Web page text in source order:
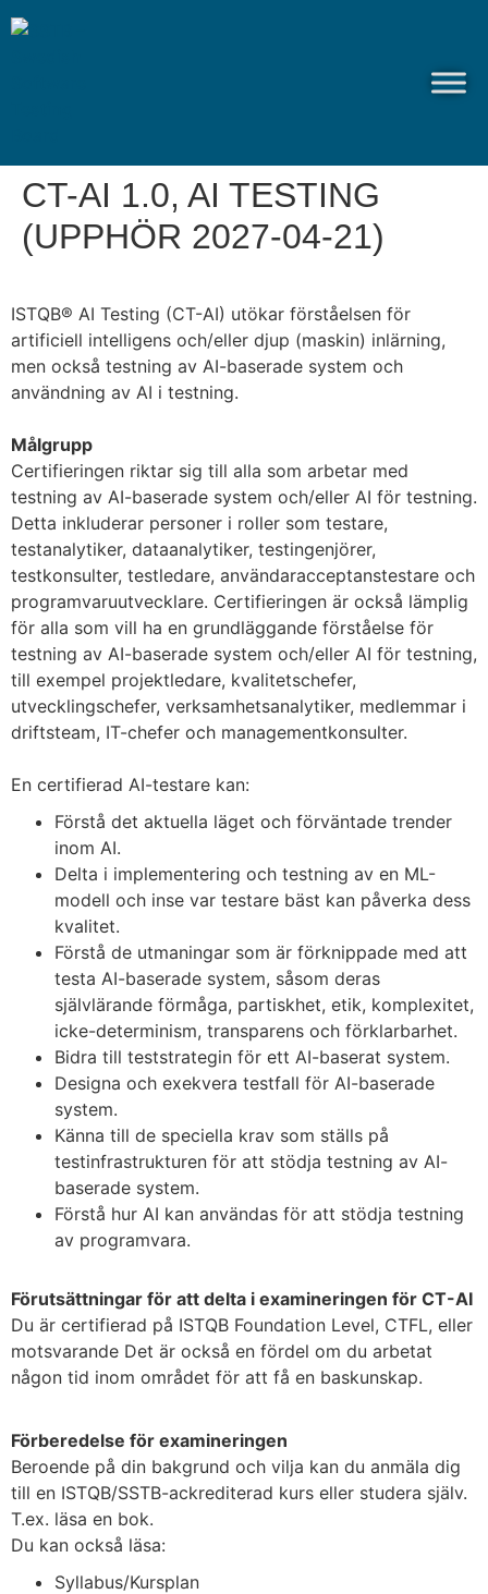
CT-AI 1.0, AI TESTING
(UPPHÖR 2027-04-21)
ISTQB® AI Testing (CT-AI) utökar förståelsen för
artificiell intelligens och/eller djup (maskin) inlärning,
men också testning av AI-baserade system och
användning av AI i testning.
Målgrupp
Certifieringen riktar sig till alla som arbetar med
testning av AI-baserade system och/eller AI för testning.
Detta inkluderar personer i roller som testare,
testanalytiker, dataanalytiker, testingenjörer,
testkonsulter, testledare, användaracceptanstestare och
programvaruutvecklare. Certifieringen är också lämplig
för alla som vill ha en grundläggande förståelse för
testning av AI-baserade system och/eller AI för testning,
till exempel projektledare, kvalitetschefer,
utvecklingschefer, verksamhetsanalytiker, medlemmar i
driftsteam, IT-chefer och managementkonsulter.
En certifierad AI-testare kan:
Förstå det aktuella läget och förväntade trender
inom AI.
Delta i implementering och testning av en ML-
modell och inse var testare bäst kan påverka dess
kvalitet.
Förstå de utmaningar som är förknippade med att
testa AI-baserade system, såsom deras
självlärande förmåga, partiskhet, etik, komplexitet,
icke-determinism, transparens och förklarbarhet.
Bidra till teststrategin för ett AI-baserat system.
Designa och exekvera testfall för AI-baserade
system.
Känna till de speciella krav som ställs på
testinfrastrukturen för att stödja testning av AI-
baserade system.
Förstå hur AI kan användas för att stödja testning
av programvara.
Förutsättningar för att delta i examineringen för CT-AI
Du är certifierad på ISTQB Foundation Level, CTFL, eller
motsvarande Det är också en fördel om du arbetat
någon tid inom området för att få en baskunskap.
Förberedelse för examineringen
Beroende på din bakgrund och vilja kan du anmäla dig
till en ISTQB/SSTB-ackrediterad kurs eller studera själv.
T.ex. läsa en bok.
Du kan också läsa:
Syllabus/Kursplan